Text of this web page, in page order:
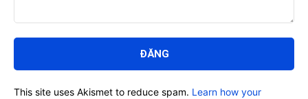
luận:
This site uses Akismet to reduce spam. Learn how your